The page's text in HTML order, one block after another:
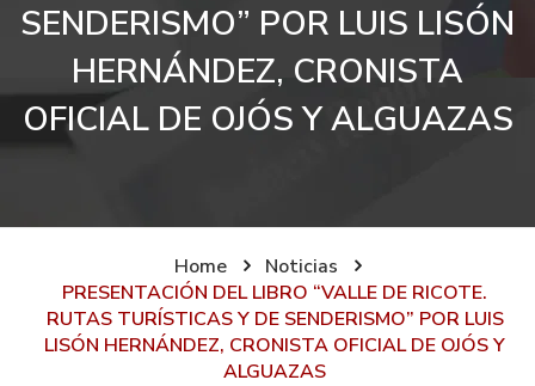
SENDERISMO” POR LUIS LISÓN
HERNÁNDEZ, CRONISTA
OFICIAL DE OJÓS Y ALGUAZAS
Home
Noticias
PRESENTACIÓN DEL LIBRO “VALLE DE RICOTE.
RUTAS TURÍSTICAS Y DE SENDERISMO” POR LUIS
LISÓN HERNÁNDEZ, CRONISTA OFICIAL DE OJÓS Y
ALGUAZAS